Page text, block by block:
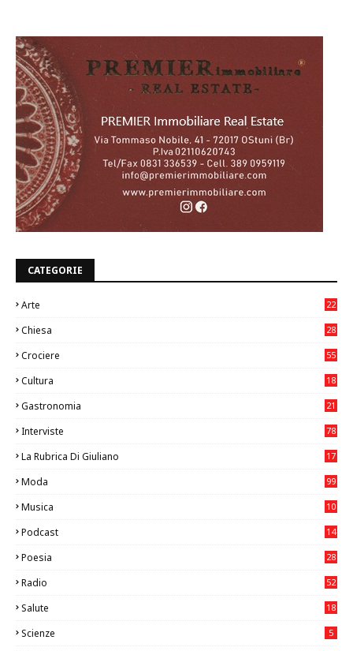
CATEGORIE
Arte
22
Chiesa
28
Crociere 55
Cultura
18
Gastronomia
21
Interviste 78
La Rubrica Di Giuliano
17
Moda 99
Musica
10
Podcast 14
Poesia 28
Radio 52
Salute
18
Scienze 5